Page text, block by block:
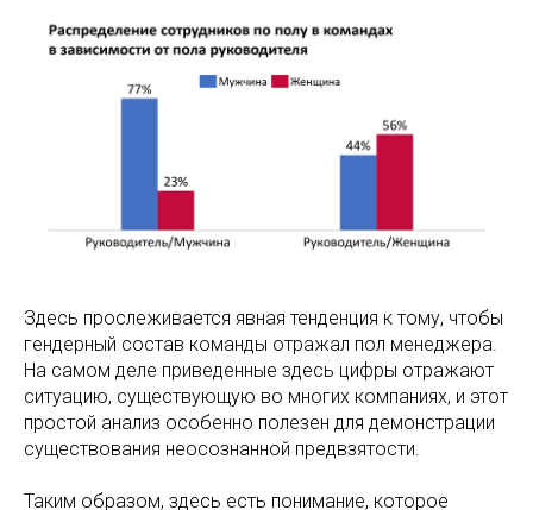
Здесь прослеживается явная тенденция к тому, чтобы
гендерный состав команды отражал пол менеджера.
На самом деле приведенные здесь цифры отражают
ситуацию, существующую во многих компаниях, и этот
простой анализ особенно полезен для демонстрации
существования неосознанной предвзятости.
Таким образом, здесь есть понимание, которое